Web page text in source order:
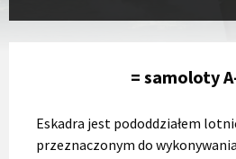
= samoloty
Eskadra jest pododdziałem
przeznaczonym do